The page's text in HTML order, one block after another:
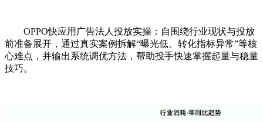
OPPO快应用广告法人投放实操：自围绕行业现状与投放
前准备展开，通过真实案例拆解“曝光低、转化指标异常”等核
心难点，并输出系统调优方法，帮助投手快速掌握起量与稳量
技巧。